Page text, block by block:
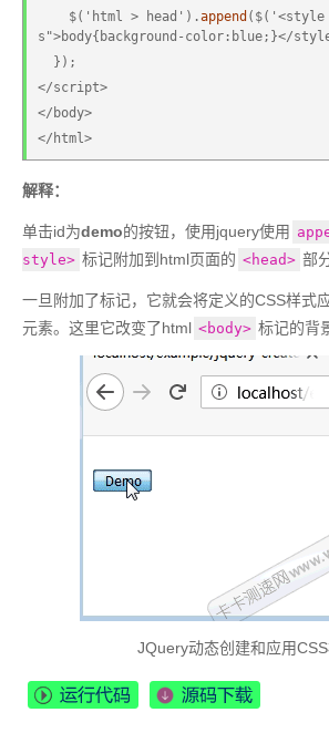
$('html > head').append ($('<style
s">body{background-color:blue;}</
});
</script>
</body>
</html>
解释：
单击id为demo的按钮，使用jquery使用
style> 标记附加到html页面的 <head> 部
一旦附加了标记，它就会将定义的CSS样式
元素。这里它改变了html <body> 标记的背
JQuery动态创建和应用